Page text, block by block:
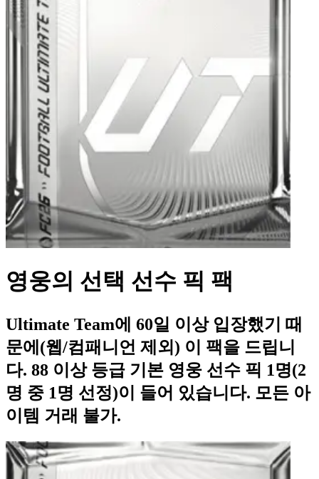
영웅의 선택 선수 픽 팩
Ultimate Team에 60일 이상 입장했기 때
문에(웹/컴패니언 제외) 이 팩을 드립니
다. 88 이상 등급 기본 영웅 선수 픽 1명(2
명 중 1명 선정)이 들어 있습니다. 모든 아
이템 거래 불가.